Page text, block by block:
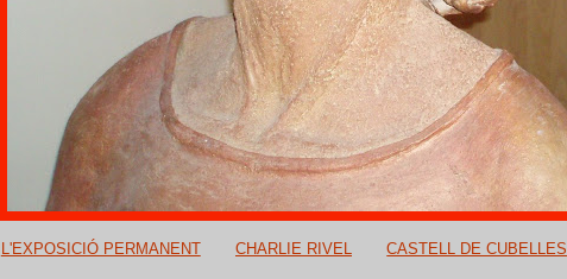
L'EXPOSICIÓ PERMANENT CHARLIE RIVEL CASTELL DE CUBELLES